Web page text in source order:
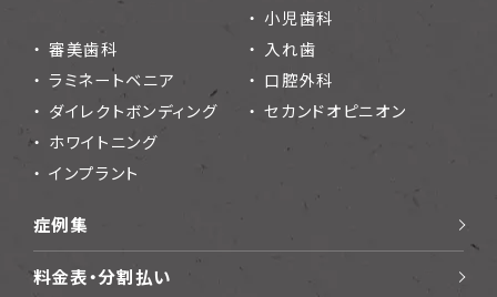
小児歯科
審美歯科
ラミネートベニア
ダイレクトボンディング
ホワイトニング
インプラント
入れ歯
口腔外科
セカンドオピニオン
症例集
料金表・分割払い